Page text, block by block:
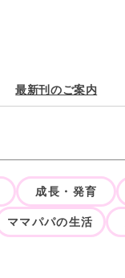
最新刊のご案内
成長・発育
ママパパの生活